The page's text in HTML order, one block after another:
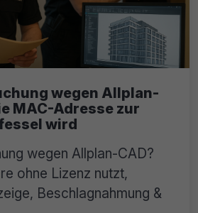
wegen Allplan-
MAC-Adresse zur
wird
wegen Allplan-CAD?
ohne Lizenz nutzt,
Beschlagnahmung &